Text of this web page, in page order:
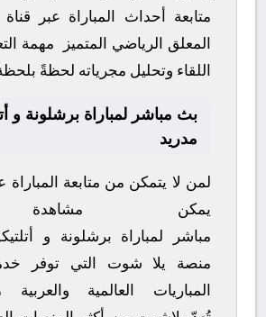
متابعة أحداث المباراة عبر
المعلق الرياضي المتميز
مهمة
اللقاء وتحليل مجرياته لحظةً
بث مباشر لمباراة برشلونة و
مدريد
لمن لا يتمكن من متابعة المباراة
يمكن
مباشر
لمباراة برشلونة و
منصة يلا شوت التي توفر
المباريات العالمية